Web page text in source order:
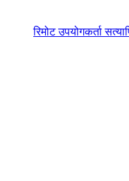
रिमोट उपयोगकर्ता